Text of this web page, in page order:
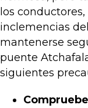
los
inclemencias
mantenerse
puente
siguientes